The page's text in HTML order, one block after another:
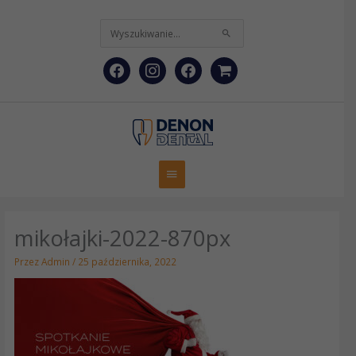
Szukaj
dla:
Główne
menu
mikołajki-2022-870px
PrzezAdmin/ 25 października, 2022